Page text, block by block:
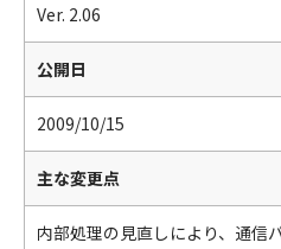
Ver. 2.06
公開日
2009/10/15
主な変更点
内部処理の見直しにより、通信